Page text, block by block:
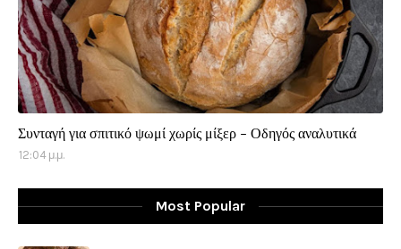
Συνταγή για σπιτικό ψωμί χωρίς μίξερ - Οδηγός αναλυτικά
12:04 μ.μ.
Most Popular